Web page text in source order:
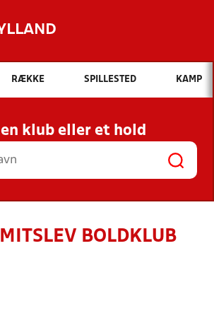
Hvad vil du søge efter?
INDHOLD OG NYHEDER
RESULTATER, KLUBBER OG
HOLD
RÆKKE SPILLESTED KAMP
en klub eller et hold
BOLDKLUB